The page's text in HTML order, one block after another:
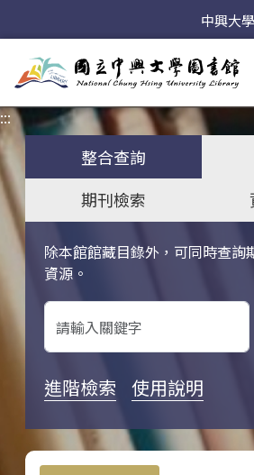
中興大學
:::
整合查詢
期刊檢索
除本館館藏目錄外，可同時查詢
資源。
關鍵字搜尋
進階檢索 使用說明